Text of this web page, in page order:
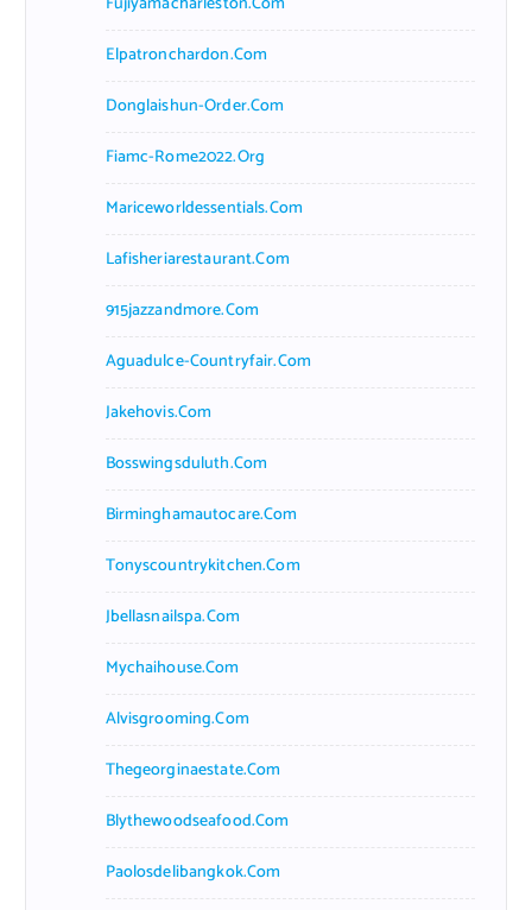
Elpatronchardon.com
Donglaishun-Order.com
Fiamc-Rome2022.org
Mariceworldessentials.com
Lafisheriarestaurant.com
915jazzandmore.com
Aguadulce-Countryfair.com
Jakehovis.com
Bosswingsduluth.com
Birminghamautocare.com
Tonyscountrykitchen.com
Jbellasnailspa.com
Mychaihouse.com
Alvisgrooming.com
Thegeorginaestate.com
Blythewoodseafood.com
Paolosdelibangkok.com